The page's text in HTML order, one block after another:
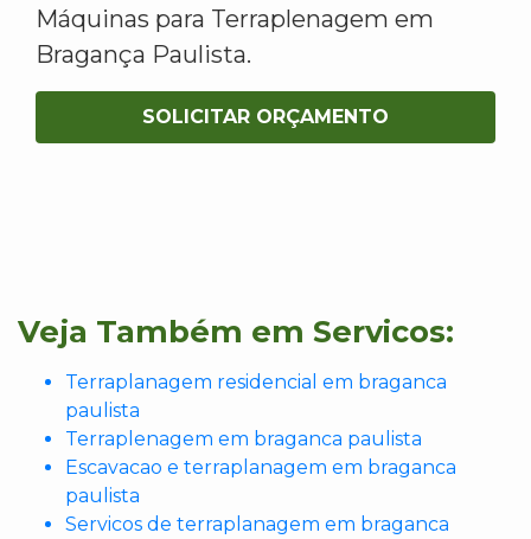
Máquinas para Terraplenagem em
Bragança Paulista.
SOLICITAR ORÇAMENTO
Veja Também em Servicos:
Terraplanagem residencial em braganca
paulista
Terraplenagem em braganca paulista
Escavacao e terraplanagem em braganca
paulista
Servicos de terraplanagem em braganca